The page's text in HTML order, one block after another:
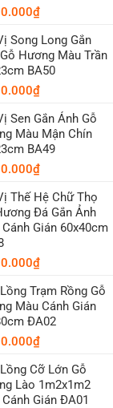
₫
Song Long Gắn
Hương Màu Trần
BA50
₫
Sen Gắn Ảnh Gỗ
Màu Mận Chín
BA49
₫
Thế Hệ Chữ Thọ
Đá Gắn Ảnh
Gián 60x40cm
₫
Trạm Rồng Gỗ
Màu Cánh Gián
ĐA02
₫
Cỡ Lớn Gỗ
Lào 1m2x1m2
Gián ĐA01